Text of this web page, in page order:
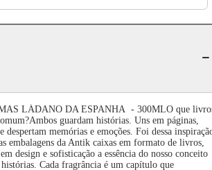
LÁDANO DA ESPANHA - 300MLO que
guardam histórias. Uns em páginas,
despertam memórias e emoções. Foi dessa
embalagens da Antik caixas em formato de livros,
design e sofisticação a essência do nosso conceito
Cada fragrância é um capítulo que